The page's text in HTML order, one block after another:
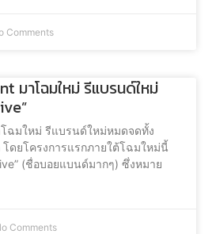
Comments
มาโฉมใหม่ รีแบรนด์ใหม่
ฉมใหม่ รีแบรนด์ใหม่หมดจดทั้ง
ดยโครงการแรกภายใต้โฉมใหม่นี้
(ชื่อบอยแบนด์มากๆ) ซึ่งหมาย
Comments